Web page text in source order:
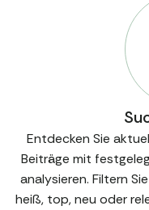
Entdecken Sie
Beiträge mit
analysieren. Filtern
heiß, top, neu oder